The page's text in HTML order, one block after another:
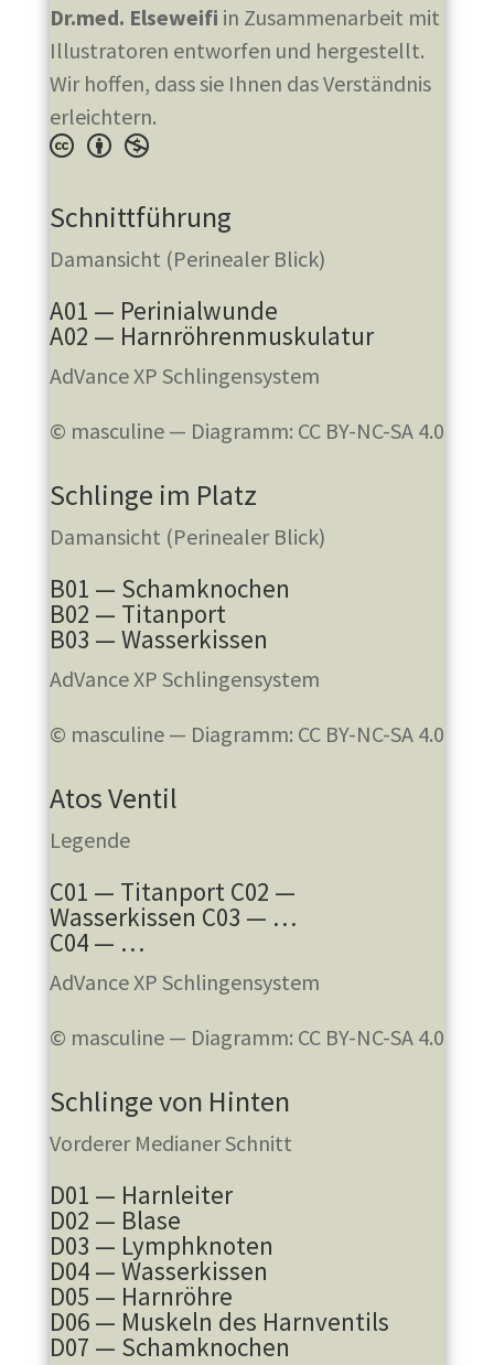
Dr.med. Elseweifi in Zusammenarbeit mit
Illustratoren entworfen und hergestellt.
Wir hoffen, dass sie Ihnen das Verständnis
erleichtern.
Schnittführung
Damansicht (Perinealer Blick)
A01 — Perinialwunde
A02 — Harnröhrenmuskulatur
AdVance XP Schlingensystem
© masculine — Diagramm: CC BY-NC-SA 4.0
Schlinge im Platz
Damansicht (Perinealer Blick)
B01 — Schamknochen
B02 — Titanport
B03 — Wasserkissen
AdVance XP Schlingensystem
© masculine — Diagramm: CC BY-NC-SA 4.0
Atos Ventil
Legende
C01 — Titanport C02 —
Wasserkissen C03 — …
C04 — …
AdVance XP Schlingensystem
© masculine — Diagramm: CC BY-NC-SA 4.0
Schlinge von Hinten
Vorderer Medianer Schnitt
D01 — Harnleiter
D02 — Blase
D03 — Lymphknoten
D04 — Wasserkissen
D05 — Harnröhre
D06 — Muskeln des Harnventils
D07 — Schamknochen